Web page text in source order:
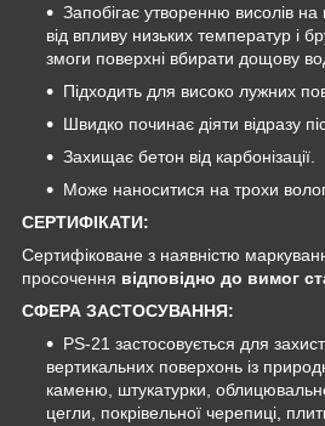
Запобігає утворенню висолів на
від впливу низьких температур і
змоги поверхні вбирати дощову
Підходить для високо лужних
Швидко починає діяти відразу
Захищає бетон від карбонізації.
Може наноситися на трохи
СЕРТИФІКАТИ:
Сертифіковане з наявністю
просочення відповідно до вимог
СФЕРА ЗАСТОСУВАННЯ:
PS-21 застосовується для
вертикальних поверхонь із
каменю, штукатурки,
цегли, покрівельної черепиці,